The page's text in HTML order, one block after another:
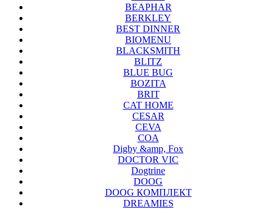
BEAPHAR
BERKLEY
BEST DINNER
BIOMENU
BLACKSMITH
BLITZ
BLUE BUG
BOZITA
BRIT
CAT HOME
CESAR
CEVA
COA
Digby &amp, Fox
DOCTOR VIC
Dogtrine
DOOG
DOOG КОМПЛЕКТ
DREAMIES